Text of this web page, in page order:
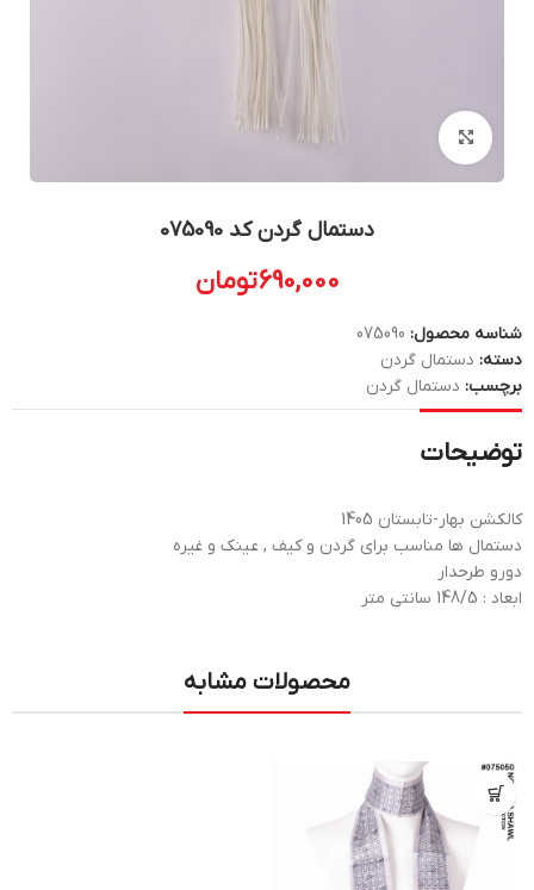
بزرگنمایی تصویر
دستمال گردن کد 075090
690,000تومان
شناسه محصول: 075090
دسته: دستمال گردن
برچسب: دستمال گردن
توضیحات
کالکشن بهار-تابستان 1405
دستمال ها مناسب برای گردن و کیف , عینک و غیره
دورو طرحدار
ابعاد : 148/5 سانتی متر
محصولات مشابه